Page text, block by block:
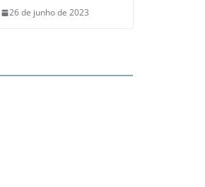
26 de junho de 2023